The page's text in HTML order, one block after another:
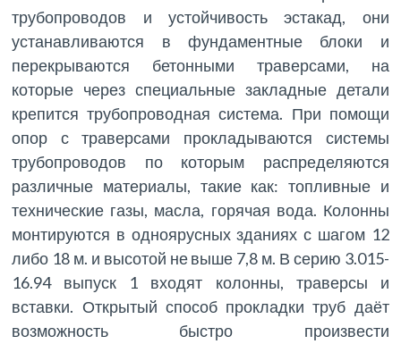
трубопроводов и устойчивость эстакад, они
устанавливаются в фундаментные блоки и
перекрываются бетонными траверсами, на
которые через специальные закладные детали
крепится трубопроводная система. При помощи
опор с траверсами прокладываются системы
трубопроводов по которым распределяются
различные материалы, такие как: топливные и
технические газы, масла, горячая вода. Колонны
монтируются в одноярусных зданиях с шагом 12
либо 18 м. и высотой не выше 7,8 м. В серию 3.015-
16.94 выпуск 1 входят колонны, траверсы и
вставки. Открытый способ прокладки труб даёт
возможность быстро произвести